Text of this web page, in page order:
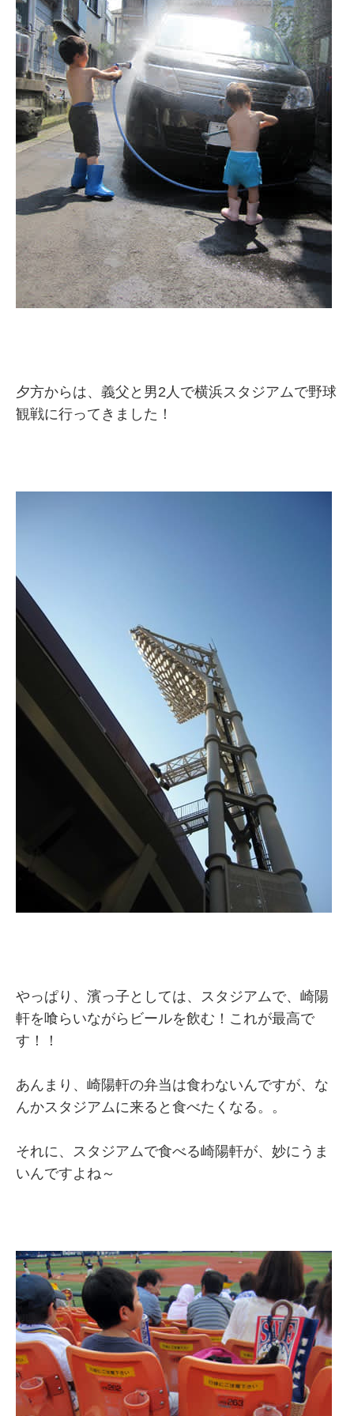
夕方からは、義父と男2人で横浜スタジアムで野球
観戦に行ってきました！
やっぱり、濱っ子としては、スタジアムで、崎陽
軒を喰らいながらビールを飲む！これが最高で
す！！
あんまり、崎陽軒の弁当は食わないんですが、な
んかスタジアムに来ると食べたくなる。。
それに、スタジアムで食べる崎陽軒が、妙にうま
いんですよね～